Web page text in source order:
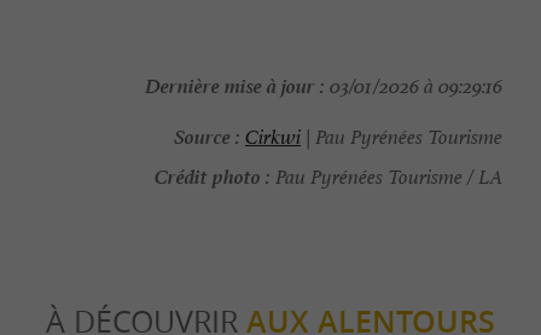
Dernière mise à jour : 03/01/2026 à 09:29:16
Source : Cirkwi | Pau Pyrénées Tourisme
Crédit photo : Pau Pyrénées Tourisme / LA
À DÉCOUVRIR AUX ALENTOURS